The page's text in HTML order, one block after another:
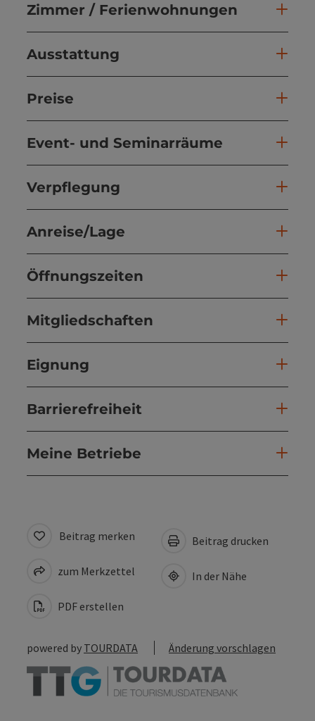
Zimmer / Ferienwohnungen
Ausstattung
Preise
Event- und Seminarräume
Verpflegung
Anreise/Lage
Öffnungszeiten
Mitgliedschaften
Eignung
Barrierefreiheit
Meine Betriebe
Beitrag merken
zum Merkzettel
PDF erstellen
Beitrag drucken
In der Nähe
powered by TOURDATA Änderung vorschlagen